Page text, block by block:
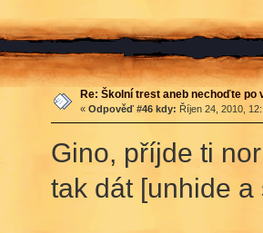
Re: Školní trest aneb nechoďte po
« Odpověď #46 kdy: Říjen 24, 2010,
Gino, příjde ti
tak dát [unhide